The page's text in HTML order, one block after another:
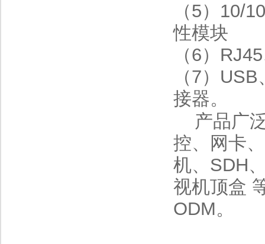
（5）10/
性模块
（6）
（7）
接器。
产品广
控、网卡
机、 SDH
视机顶盒
ODM。